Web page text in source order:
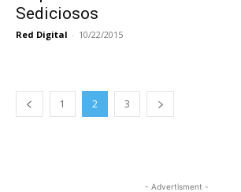
Sediciosos
Red Digital - 10/22/2015
1 2 3
- Advertisment -